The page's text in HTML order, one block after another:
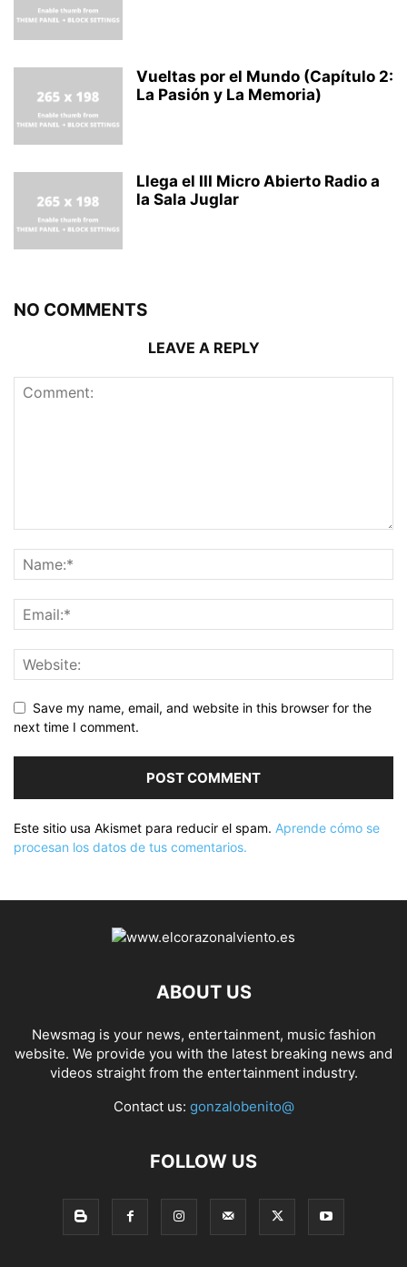
Vueltas por el Mundo (Capítulo 2:
La Pasión y La Memoria)
Llega el III Micro Abierto Radio a
la Sala Juglar
NO COMMENTS
LEAVE A REPLY
Save my name, email, and website in this browser for the
next time I comment.
Este sitio usa Akismet para reducir el spam. Aprende cómo se
procesan los datos de tus comentarios.
ABOUT US
Newsmag is your news, entertainment, music fashion
website. We provide you with the latest breaking news and
videos straight from the entertainment industry.
Contact us: gonzalobenito@
FOLLOW US